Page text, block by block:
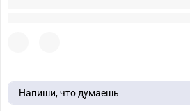
Напиши, что думаешь